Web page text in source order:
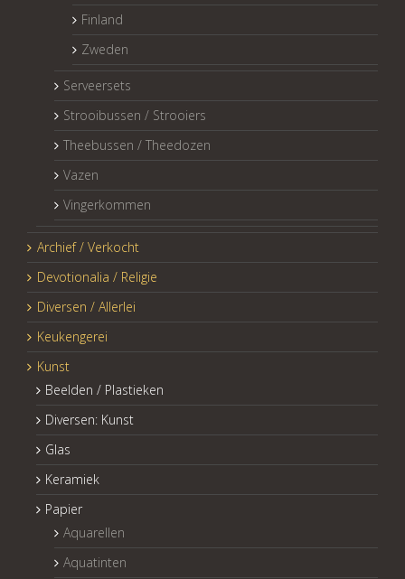
Finland
Zweden
Serveersets
Strooibussen / Strooiers
Theebussen / Theedozen
Vazen
Vingerkommen
Archief / Verkocht
Devotionalia / Religie
Diversen / Allerlei
Keukengerei
Kunst
Beelden / Plastieken
Diversen: Kunst
Glas
Keramiek
Papier
Aquarellen
Aquatinten